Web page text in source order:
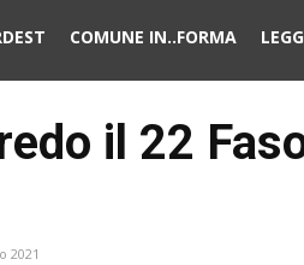
COMUNE IN..FORMA
il 22
2021